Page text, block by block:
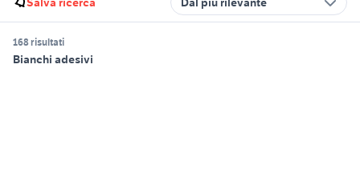
168 risultati
Bianchi adesivi